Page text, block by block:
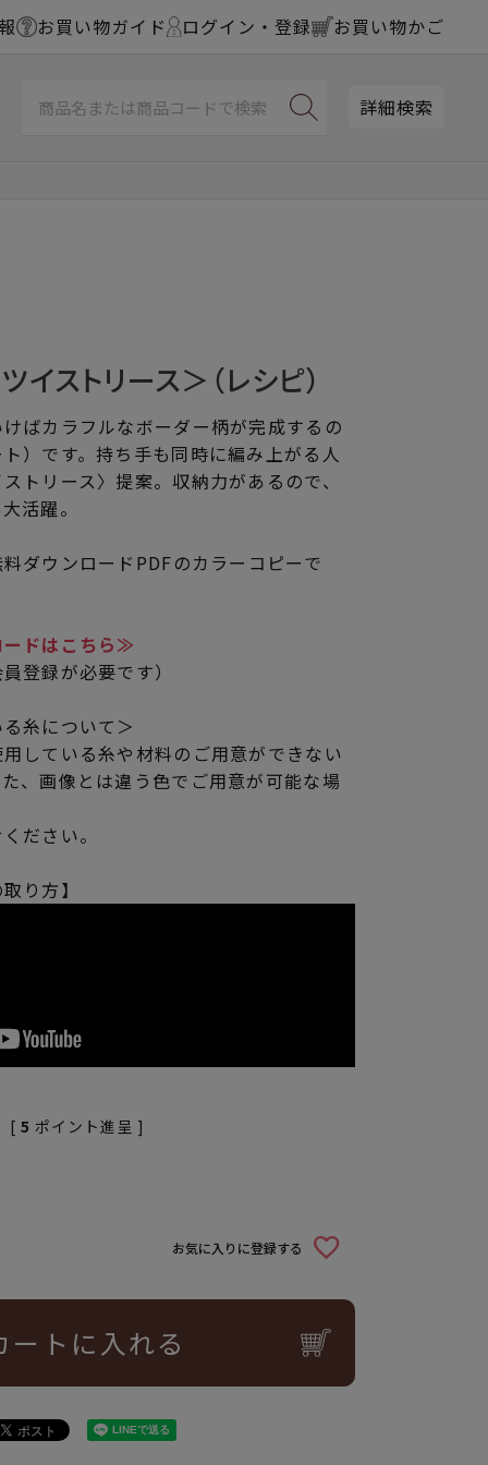
お買い物ガイド ログイン・登録 お買い物かご
詳細検索
イストリース＞（レシピ）
ばカラフルなボーダー柄が完成するの
）です。持ち手も同時に編み上がる人
トリース〉提案。収納力があるので、
活躍。
ダウンロードPDFのカラーコピーで
ードはこちら≫
登録が必要です）
糸について＞
している糸や材料のご用意ができない
、画像とは違う色でご用意が可能な場
ださい。
り方】
[ 5 ポイント進呈 ]
お気に入りに登録する
ートに入れる